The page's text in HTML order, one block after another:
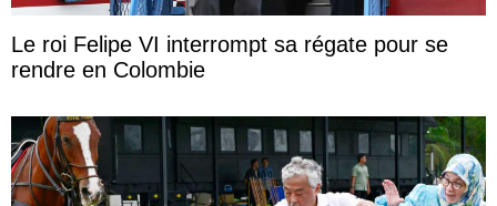
Le roi Felipe VI interrompt sa régate pour se
rendre en Colombie